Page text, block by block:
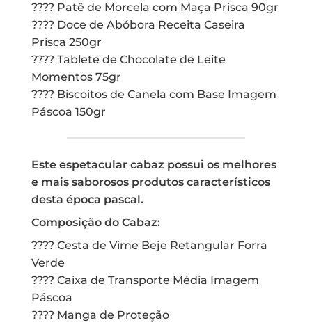
???? Patê de Morcela com Maça Prisca 90gr
???? Doce de Abóbora Receita Caseira
Prisca 250gr
???? Tablete de Chocolate de Leite
Momentos 75gr
???? Biscoitos de Canela com Base Imagem
Páscoa 150gr
Este espetacular cabaz possui os melhores
e mais saborosos produtos característicos
desta época pascal.
Composição do Cabaz:
???? Cesta de Vime Beje Retangular Forra
Verde
???? Caixa de Transporte Média Imagem
Páscoa
???? Manga de Proteção